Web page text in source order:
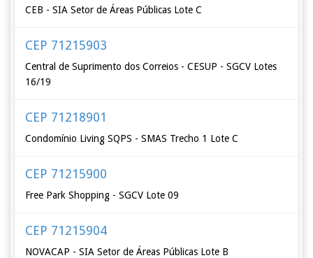
CEB - SIA Setor de Áreas Públicas Lote C
CEP 71215903
Central de Suprimento dos Correios - CESUP - SGCV Lotes
16/19
CEP 71218901
Condomínio Living SQPS - SMAS Trecho 1 Lote C
CEP 71215900
Free Park Shopping - SGCV Lote 09
CEP 71215904
NOVACAP - SIA Setor de Áreas Públicas Lote B